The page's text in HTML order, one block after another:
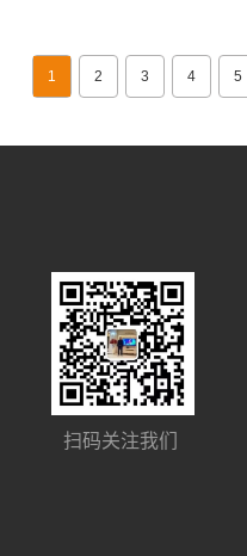
1 2 3 4 5
扫码关注我们